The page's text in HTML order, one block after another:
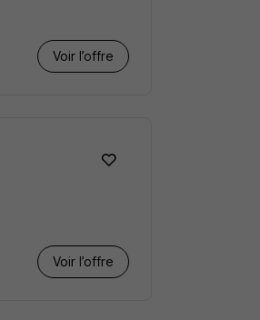
Voir l’offre
Voir l’offre